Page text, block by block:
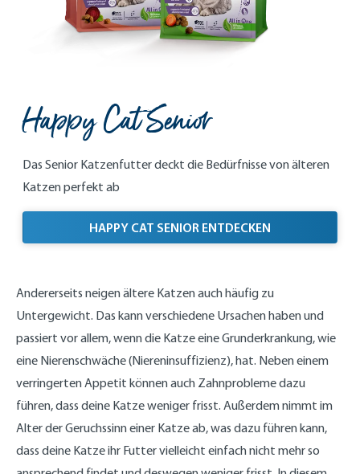
Happy Cat Senior
Das Senior Katzenfutter deckt die Bedürfnisse von älteren
Katzen perfekt ab
HAPPY CAT SENIOR ENTDECKEN
Andererseits neigen ältere Katzen auch häufig zu
Untergewicht. Das kann verschiedene Ursachen haben und
passiert vor allem, wenn die Katze eine Grunderkrankung, wie
eine Nierenschwäche (Niereninsuffizienz), hat. Neben einem
verringerten Appetit können auch Zahnprobleme dazu
führen, dass deine Katze weniger frisst. Außerdem nimmt im
Alter der Geruchssinn einer Katze ab, was dazu führen kann,
dass deine Katze ihr Futter vielleicht einfach nicht mehr so